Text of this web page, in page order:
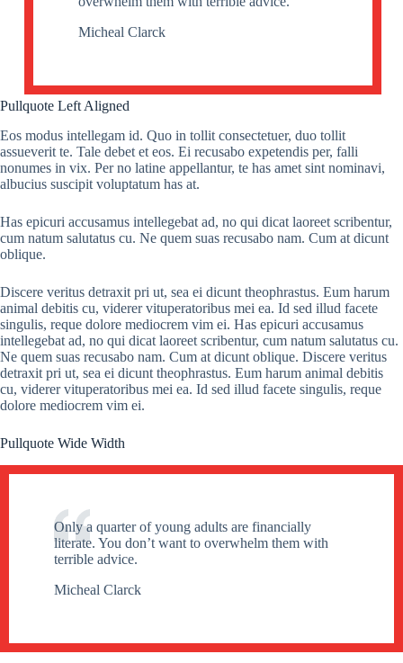
Micheal Clarck
Pullquote Left Aligned
Eos modus intellegam id. Quo in tollit consectetuer, duo tollit
assueverit te. Tale debet et eos. Ei recusabo expetendis per, falli
nonumes in vix. Per no latine appellantur, te has amet sint nominavi,
albucius suscipit voluptatum has at.
Has epicuri accusamus intellegebat ad, no qui dicat laoreet scribentur,
cum natum salutatus cu. Ne quem suas recusabo nam. Cum at dicunt
oblique.
Discere veritus detraxit pri ut, sea ei dicunt theophrastus. Eum harum
animal debitis cu, viderer vituperatoribus mei ea. Id sed illud facete
singulis, reque dolore mediocrem vim ei. Has epicuri accusamus
intellegebat ad, no qui dicat laoreet scribentur, cum natum salutatus cu.
Ne quem suas recusabo nam. Cum at dicunt oblique. Discere veritus
detraxit pri ut, sea ei dicunt theophrastus. Eum harum animal debitis
cu, viderer vituperatoribus mei ea. Id sed illud facete singulis, reque
dolore mediocrem vim ei.
Pullquote Wide Width
Only a quarter of young adults are financially
literate. You don’t want to overwhelm them with
terrible advice.
Micheal Clarck